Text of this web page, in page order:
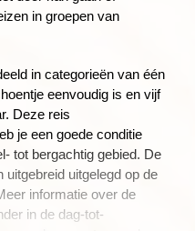
in groepen van
in categorieën van één
eenvoudig is en vijf
Deze reis
je een goede conditie
tot bergachtig gebied. De
uitgelegd op de
informatie over de
in de dag-tot-